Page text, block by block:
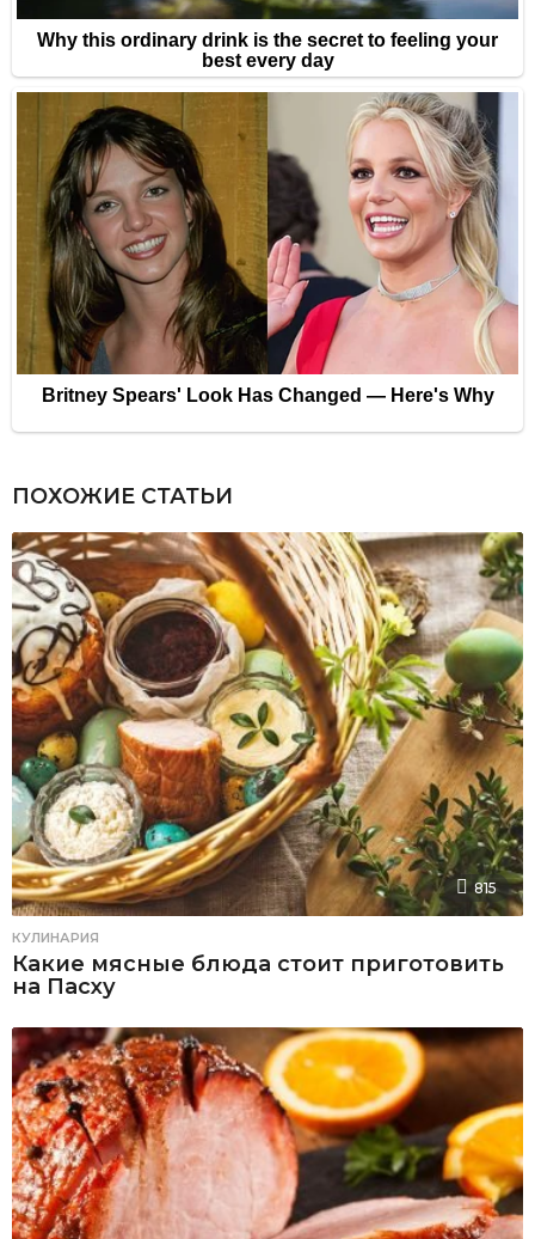
ПОХОЖИЕ СТАТЬИ
815
КУЛИНАРИЯ
Какие мясные блюда стоит приготовить
на Пасху